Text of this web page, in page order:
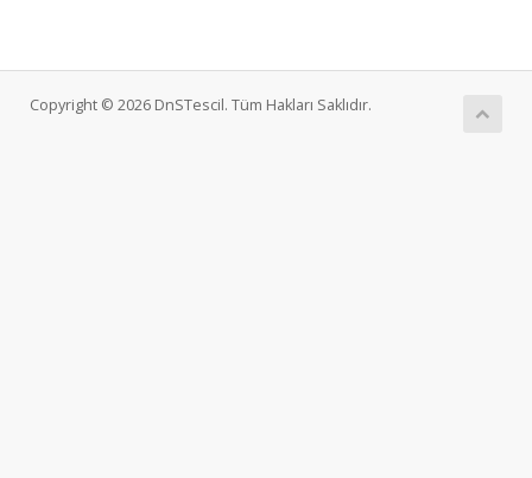
Copyright © 2026 DnSTescil. Tüm Hakları Saklıdır.